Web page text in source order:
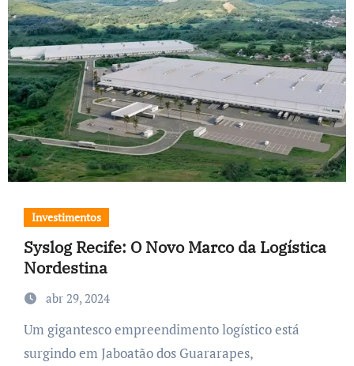
Investimentos
Syslog Recife: O Novo Marco da Logística
Nordestina
abr 29, 2024
Um gigantesco empreendimento logístico está
surgindo em Jaboatão dos Guararapes,